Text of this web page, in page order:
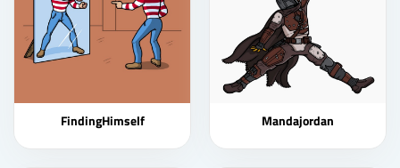
FindingHimself Mandajordan